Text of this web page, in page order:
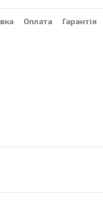
Оплата Гарантія